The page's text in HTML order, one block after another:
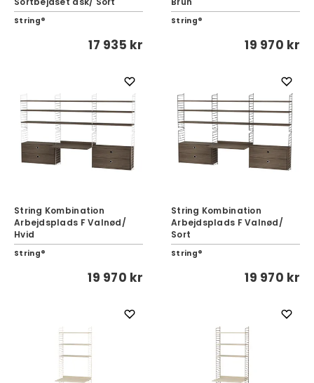
String®
17 935 kr
String®
19 970 kr
String Kombination
Arbejdsplads F Valnød/
Hvid
String®
19 970 kr
String Kombination
Arbejdsplads F Valnød/
Sort
String®
19 970 kr